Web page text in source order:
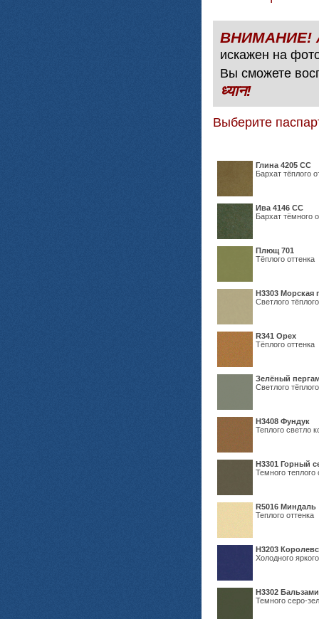
искажен на
Вы сможете
ध्यान!
Выберите
Глина 4205 СС
Бархат тёплого
Ива 4146 СС
Бархат тёмного
Плющ 701
Тёплого оттенка
H3303 Морская
Светлого
R341 Орех
Тёплого оттенка
Зелёный
Светлого
Н3408 Фундук
Теплого светло
Н3301 Горный
Темного теплого
R5016 Миндаль
Теплого оттенка
Н3203
Холодного
Н3302
Темного серо-